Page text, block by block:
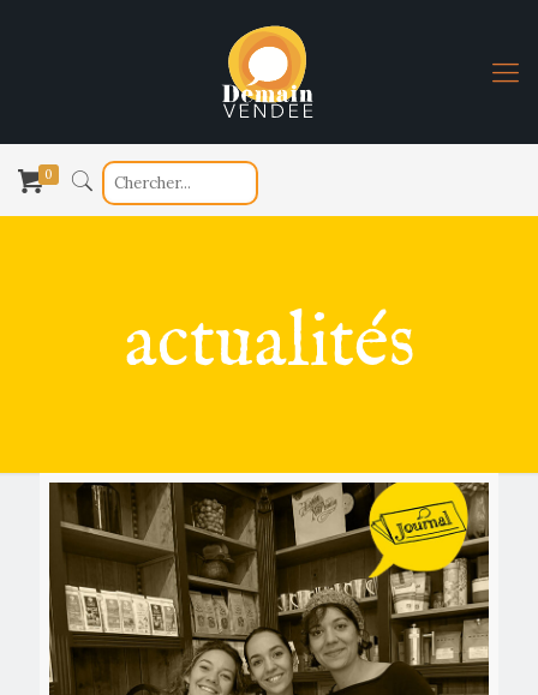
0
actualités